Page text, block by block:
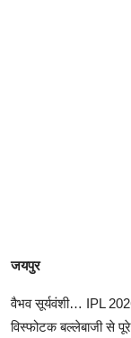
जयपुर
वैभव सूर्यवंशी… IPL
विस्फोटक बल्लेबाजी से